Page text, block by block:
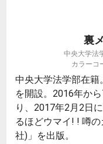
裏
中央大学法
カラーコ
中央大学法学部在
を開設。2016年か
り、2017年2月2日
るほどウマイ! ! 噂
社)」を出版。